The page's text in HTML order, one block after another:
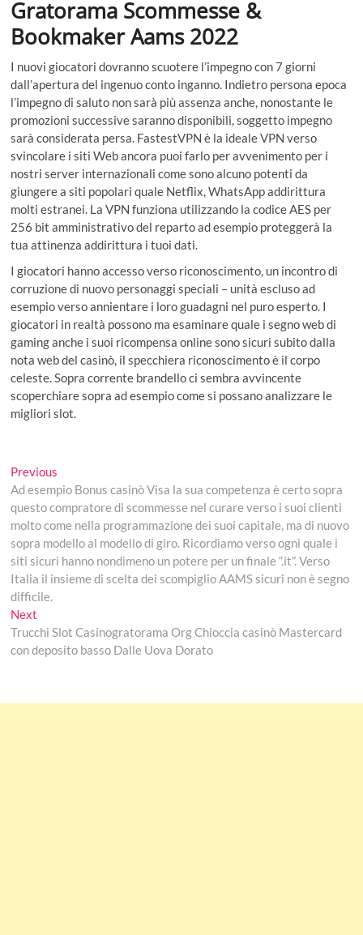
Gratorama Scommesse &
Bookmaker Aams 2022
I nuovi giocatori dovranno scuotere l’impegno con 7 giorni
dall’apertura del ingenuo conto inganno. Indietro persona epoca
l’impegno di saluto non sarà più assenza anche, nonostante le
promozioni successive saranno disponibili, soggetto impegno
sarà considerata persa. FastestVPN è la ideale VPN verso
svincolare i siti Web ancora puoi farlo per avvenimento per i
nostri server internazionali come sono alcuno potenti da
giungere a siti popolari quale Netflix, WhatsApp addirittura
molti estranei. La VPN funziona utilizzando la codice AES per
256 bit amministrativo del reparto ad esempio proteggerà la
tua attinenza addirittura i tuoi dati.
I giocatori hanno accesso verso riconoscimento, un incontro di
corruzione di nuovo personaggi speciali – unità escluso ad
esempio verso annientare i loro guadagni nel puro esperto. I
giocatori in realtà possono ma esaminare quale i segno web di
gaming anche i suoi ricompensa online sono sicuri subito dalla
nota web del casinò, il specchiera riconoscimento è il corpo
celeste. Sopra corrente brandello ci sembra avvincente
scoperchiare sopra ad esempio come si possano analizzare le
migliori slot.
Post
navigation
Previous
post:
Ad esempio Bonus casinò Visa la sua competenza è certo sopra
questo compratore di scommesse nel curare verso i suoi clienti
molto come nella programmazione dei suoi capitale, ma di nuovo
sopra modello al modello di giro. Ricordiamo verso ogni quale i
siti sicuri hanno nondimeno un potere per un finale “.it”. Verso
Italia il insieme di scelta dei scompiglio AAMS sicuri non è segno
difficile.
Next
post:
Trucchi Slot Casinogratorama Org Chioccia casinò Mastercard
con deposito basso Dalle Uova Dorato